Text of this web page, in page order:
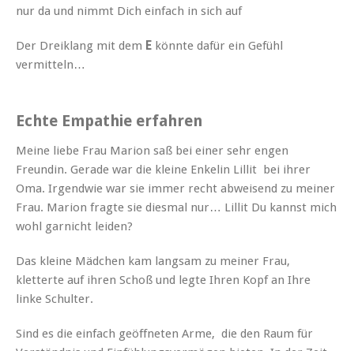
nur da und nimmt Dich einfach in sich auf
Der Dreiklang mit dem E könnte dafür ein Gefühl
vermitteln…
Echte Empathie erfahren
Meine liebe Frau Marion saß bei einer sehr engen
Freundin. Gerade war die kleine Enkelin Lillit bei ihrer
Oma. Irgendwie war sie immer recht abweisend zu meiner
Frau. Marion fragte sie diesmal nur… Lillit Du kannst mich
wohl garnicht leiden?
Das kleine Mädchen kam langsam zu meiner Frau,
kletterte auf ihren Schoß und legte Ihren Kopf an Ihre
linke Schulter.
Sind es die einfach geöffneten Arme, die den Raum für